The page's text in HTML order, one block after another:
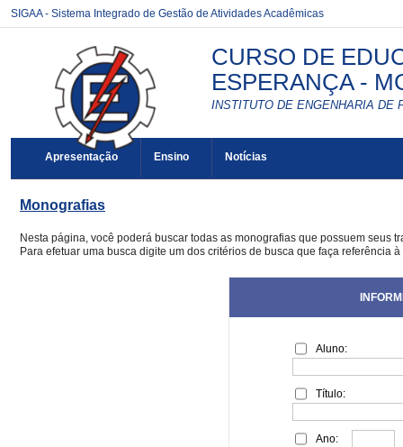
SIGAA - Sistema Integrado de Gestão de Atividades Acadêmicas
CURSO DE
ESPERANÇA -
INSTITUTO DE ENGENHARIA DE
Apresentação Ensino Notícias
Monografias
Nesta página, você poderá buscar todas as monografias que possuem seus
Para efetuar uma busca digite um dos critérios de busca que faça referência
Aluno:
Título:
Ano: